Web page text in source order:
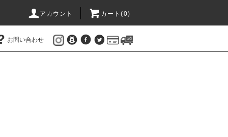
アカウント カート(0)
お問い合わせ